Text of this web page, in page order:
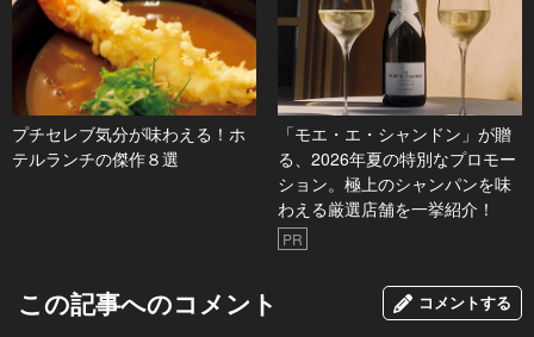
プチセレブ気分が味わえる！ホ
テルランチの傑作８選
「モエ・エ・シャンドン」が贈
る、2026年夏の特別なプロモー
ション。極上のシャンパンを味
わえる厳選店舗を一挙紹介！
PR
この記事へのコメント コメントする